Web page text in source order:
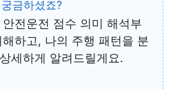
금하셨죠?
안전운전 점수 의미 해석부
하고, 나의 주행 패턴을 분
세하게 알려드릴게요.